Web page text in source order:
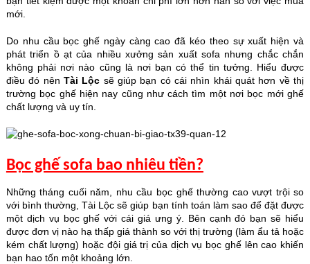
mới.
Do nhu cầu bọc ghế ngày càng cao đã kéo theo sự xuất hiện và
phát triển ồ ạt của nhiều xưởng sản xuất sofa nhưng chắc chắn
không phải nơi nào cũng là nơi bạn có thể tin tưởng. Hiểu được
điều đó nên Tài Lộc sẽ giúp bạn có cái nhìn khái quát hơn về thị
trường bọc ghế hiện nay cũng như cách tìm một nơi bọc mới ghế
chất lượng và uy tín.
Bọc ghế sofa bao nhiêu tiền?
Những tháng cuối năm, nhu cầu bọc ghế thường cao vượt trội so
với bình thường, Tài Lộc sẽ giúp bạn tính toán làm sao để đặt được
một dịch vụ bọc ghế với cái giá ưng ý. Bên cạnh đó bạn sẽ hiểu
được đơn vị nào hạ thấp giá thành so với thị trường (làm ẩu tả hoặc
kém chất lượng) hoặc đội giá trị của dịch vụ bọc ghế lên cao khiến
bạn hao tốn một khoảng lớn.